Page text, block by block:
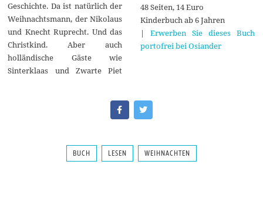
Geschichte. Da ist natürlich der
Weihnachtsmann, der Nikolaus
und Knecht Ruprecht. Und das
Christkind. Aber auch
holländische Gäste wie
Sinterklaas und Zwarte Piet
48 Seiten, 14 Euro
Kinderbuch ab 6 Jahren
| Erwerben Sie dieses Buch
portofrei bei Osiander
BUCH LESEN WEIHNACHTEN